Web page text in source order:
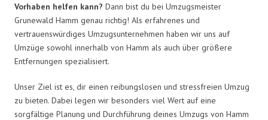
Vorhaben helfen kann? Dann bist du bei Umzugsmeister
Grunewald Hamm genau richtig! Als erfahrenes und
vertrauenswürdiges Umzugsunternehmen haben wir uns auf
Umzüge sowohl innerhalb von Hamm als auch über größere
Entfernungen spezialisiert.
Unser Ziel ist es, dir einen reibungslosen und stressfreien Umzug
zu bieten. Dabei legen wir besonders viel Wert auf eine
sorgfältige Planung und Durchführung deines Umzugs von Hamm